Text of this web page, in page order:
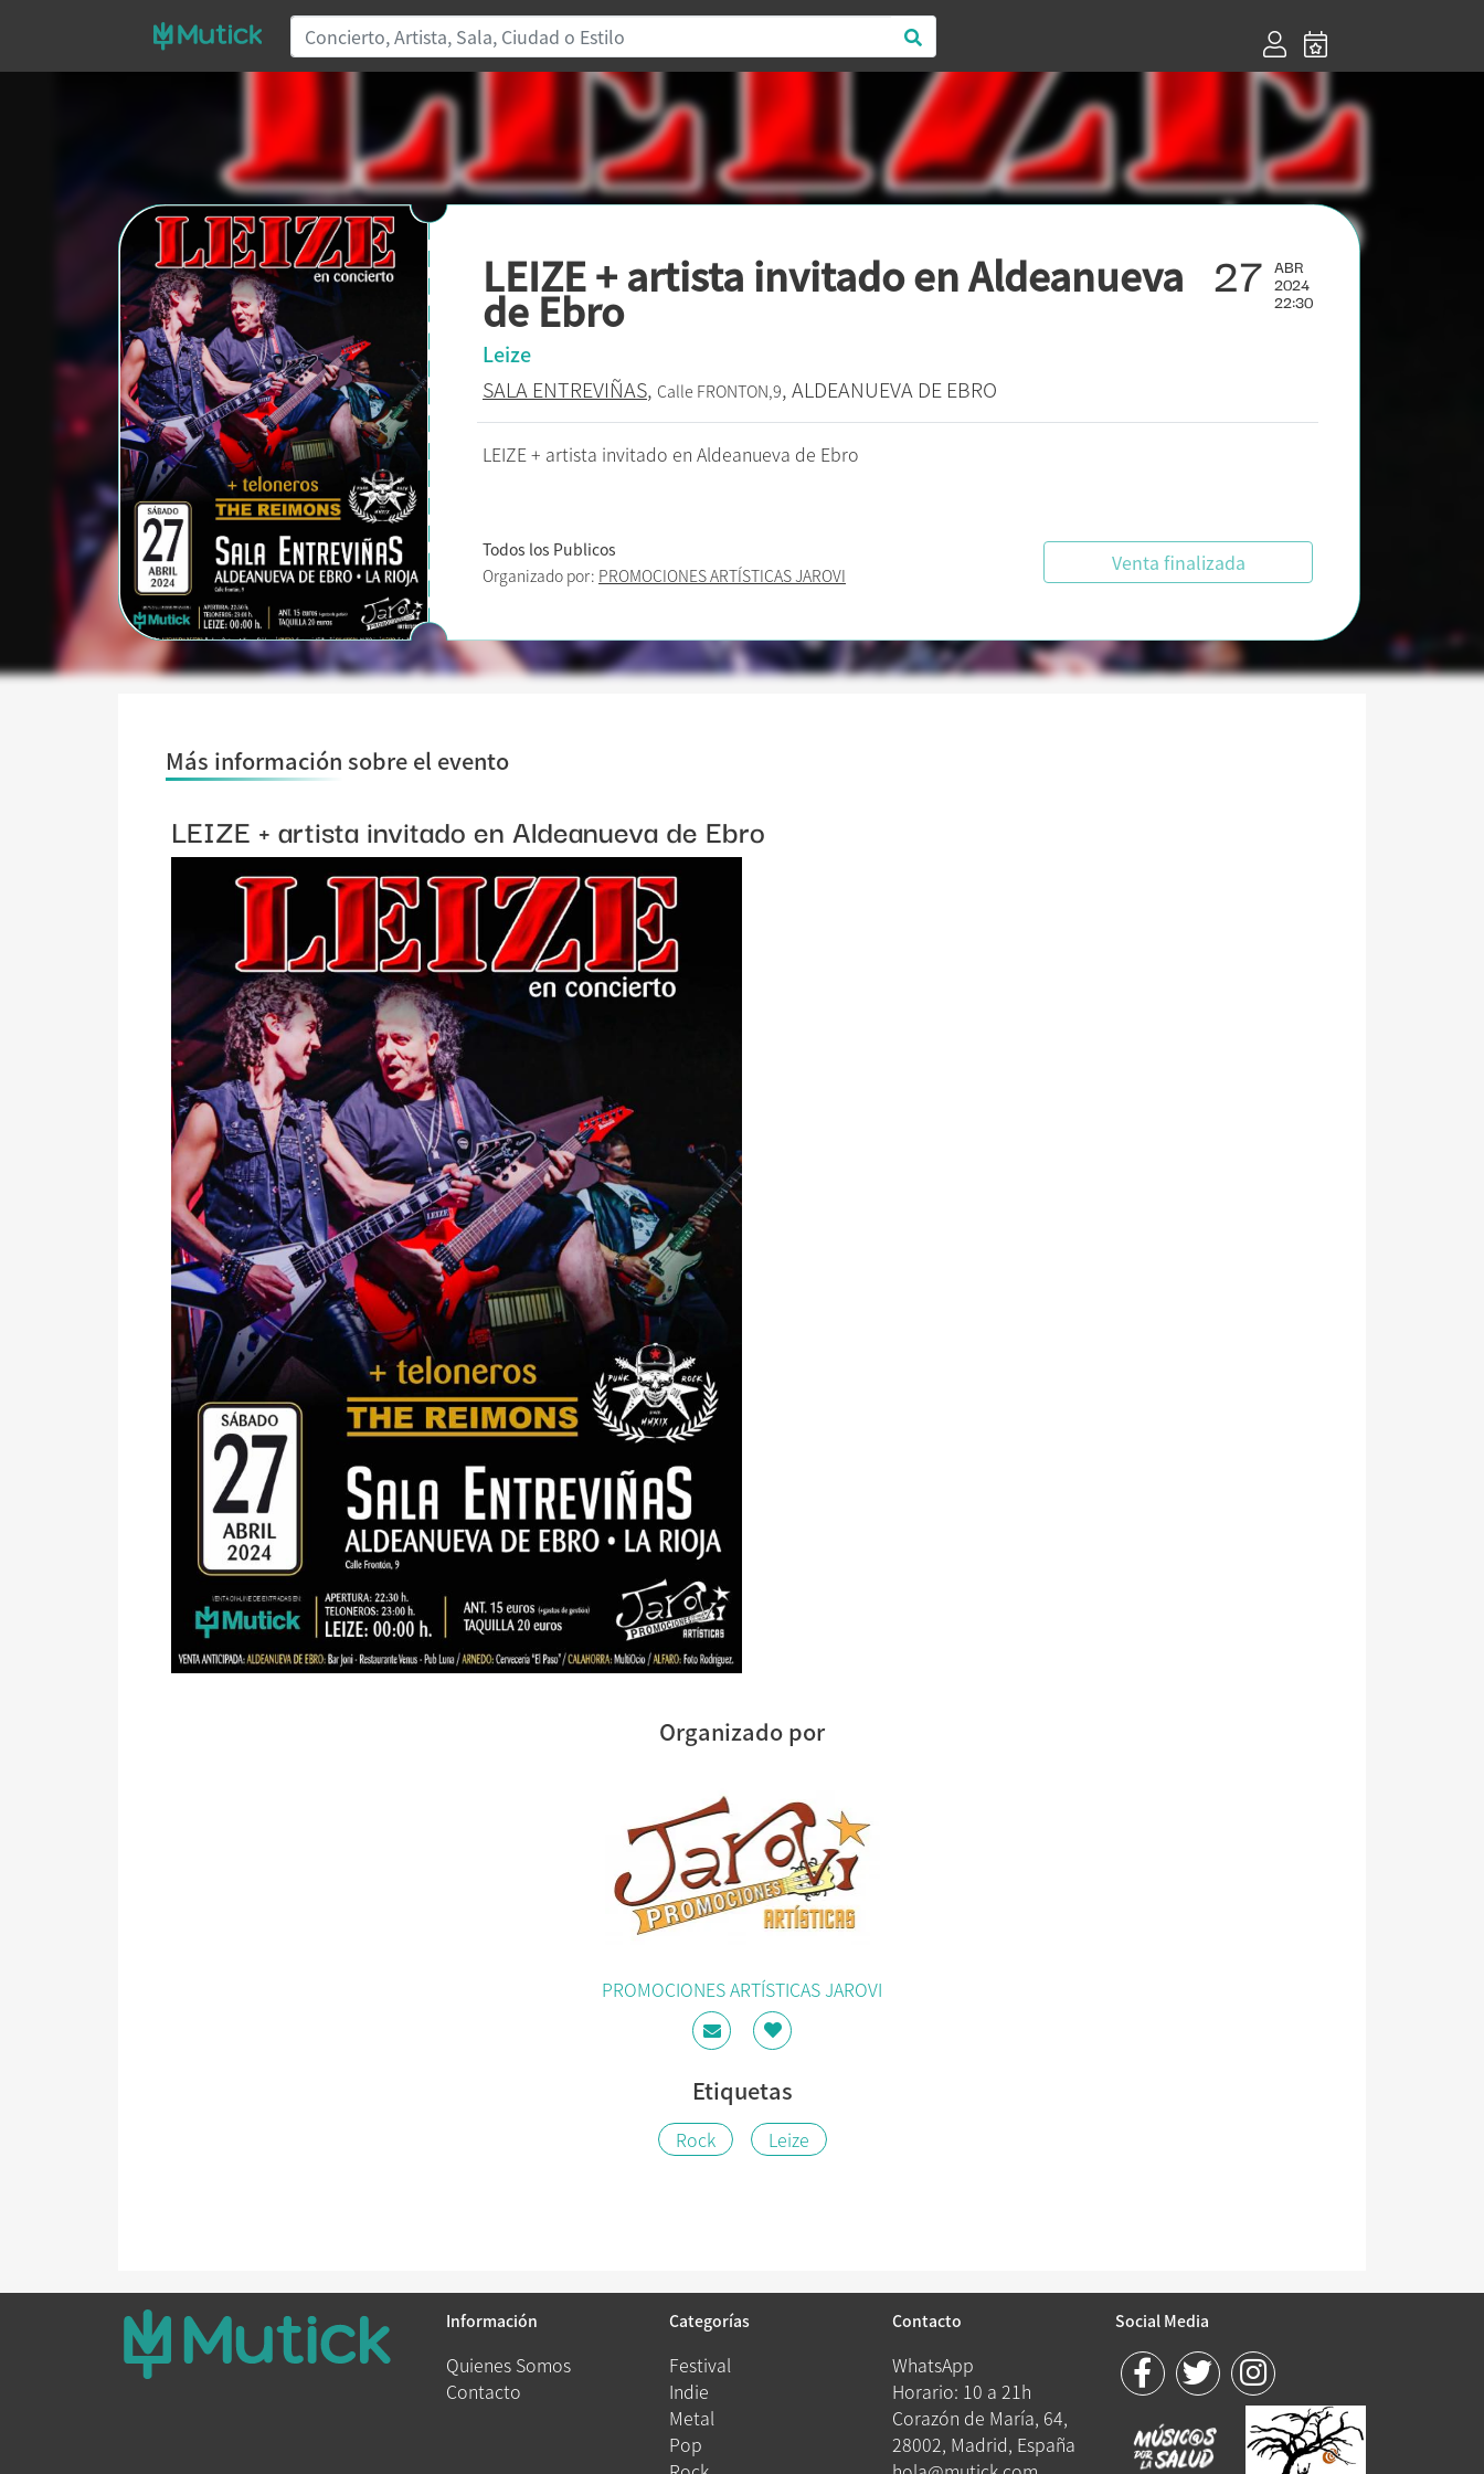
LEIZE + artista invitado en Aldeanueva
de Ebro
27 ABR
2024
22:30
Leize
SALA ENTREVIÑAS, Calle FRONTON,9, ALDEANUEVA DE EBRO
LEIZE + artista invitado en Aldeanueva de Ebro
Todos los Publicos
Organizado por: PROMOCIONES ARTÍSTICAS JAROVI Venta finalizada
Más información sobre el evento
LEIZE + artista invitado en Aldeanueva de Ebro
Organizado por
PROMOCIONES ARTÍSTICAS JAROVI
Etiquetas
Rock Leize
Información
Quienes Somos
Contacto
Categorías
Festival
Indie
Metal
Pop
Contacto
WhatsApp
Horario: 10 a 21h
Corazón de María, 64,
28002, Madrid, España
Social Media